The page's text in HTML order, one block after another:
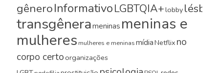
gêneroInformativoLGBTQIA+lobby
transgênerameninas meninas e
mulheres mulheres e meninasmídiaNetflix no
corpo certoorganizações